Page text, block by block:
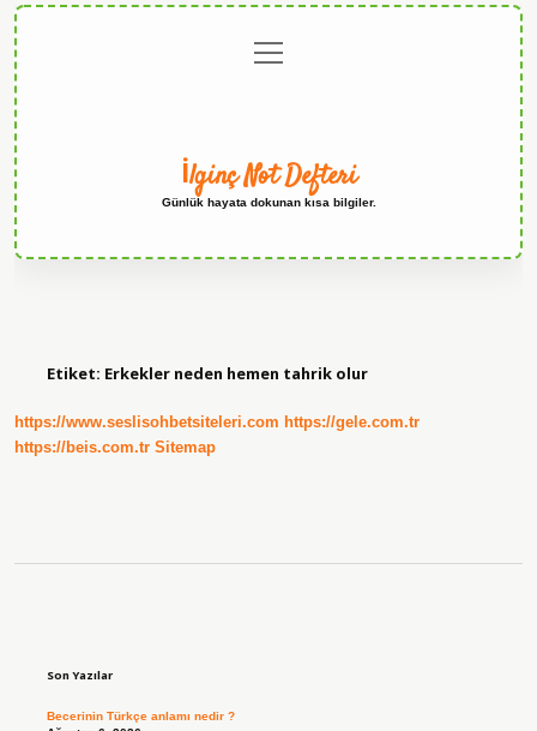
menüyü
aç
İlginç Not Defteri
Günlük hayata dokunan kısa bilgiler.
Etiket: Erkekler neden hemen tahrik olur
https://www.seslisohbetsiteleri.com https://gele.com.tr
https://beis.com.tr Sitemap
Son Yazılar
Becerinin Türkçe anlamı nedir ?